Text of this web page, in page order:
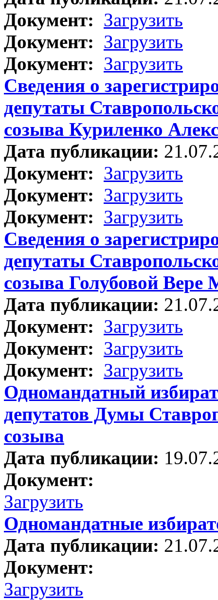
Документ: Загрузить
Документ: Загрузить
Документ: Загрузить
Сведения о
депутаты
созыва Куриленко
Дата публикации:
Документ: Загрузить
Документ: Загрузить
Документ: Загрузить
Сведения о
депутаты
созыва Голубовой Вере
Дата публикации:
Документ: Загрузить
Документ: Загрузить
Документ: Загрузить
Одномандатный
депутатов Думы
созыва
Дата публикации:
Документ:
Загрузить
Одномандатные
Дата публикации:
Документ:
Загрузить